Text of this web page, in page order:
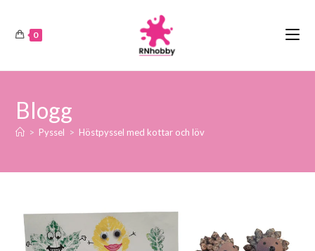
0
Blogg
> Pyssel > Höstpyssel med kottar och löv